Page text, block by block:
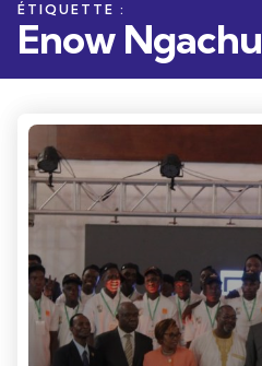
ÉTIQUETTE :
Enow Ngachu